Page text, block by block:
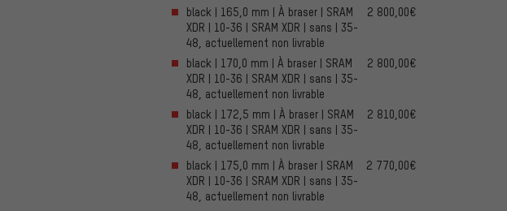
black | 165,0 mm | À braser | SRAM
XDR | 10-36 | SRAM XDR | sans | 35-
48, actuellement non livrable
2 800,00€
black | 170,0 mm | À braser | SRAM
XDR | 10-36 | SRAM XDR | sans | 35-
48, actuellement non livrable
2 800,00€
black | 172,5 mm | À braser | SRAM
XDR | 10-36 | SRAM XDR | sans | 35-
48, actuellement non livrable
2 810,00€
black | 175,0 mm | À braser | SRAM
XDR | 10-36 | SRAM XDR | sans | 35-
48, actuellement non livrable
2 770,00€